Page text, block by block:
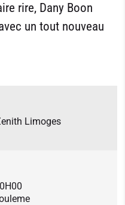
rire, Dany Boon
un tout nouveau
Limoges